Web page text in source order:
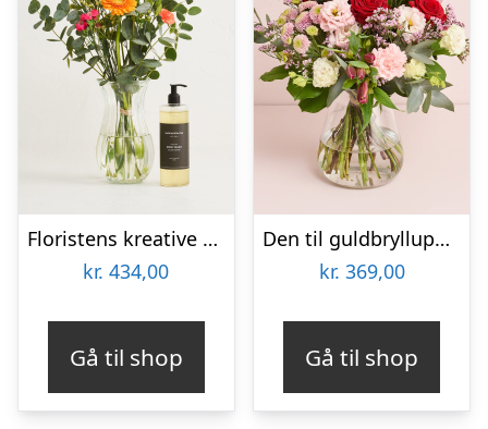
Floristens kreative buket, flerfarvet med Body wash
kr. 434,00
Gå til shop
Den til guldbrylluppet
kr. 369,00
Gå til shop